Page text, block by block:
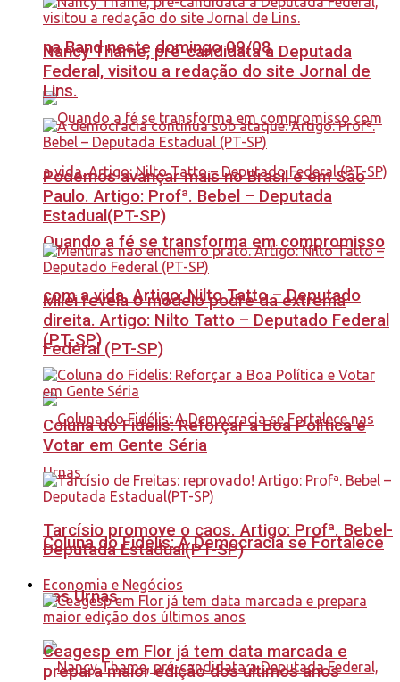
na Band neste domingo 09/08
Quando a fé se transforma em compromisso
com a vida. Artigo: Nilto Tatto – Deputado
Federal (PT-SP)
Coluna do Fidélis: A Democracia se Fortalece
nas Urnas
Nancy Thame, pré-candidata a Deputada
Federal, visitou a redação do site Jornal de
Lins.
Podemos avançar mais no Brasil e em São
Paulo. Artigo: Profª. Bebel – Deputada
Estadual(PT-SP)
Milei revela o modelo podre da extrema
direita. Artigo: Nilto Tatto – Deputado Federal
(PT-SP)
Coluna do Fidelis: Reforçar a Boa Política e
Votar em Gente Séria
Tarcísio promove o caos. Artigo: Profª. Bebel-
Deputada Estadual(PT-SP)
Economia e Negócios
Ceagesp em Flor já tem data marcada e
prepara maior edição dos últimos anos